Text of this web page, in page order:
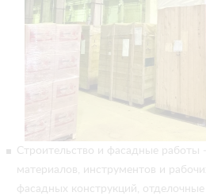
Строительство и фасадные
материалов, инструментов и
фасадных конструкций,